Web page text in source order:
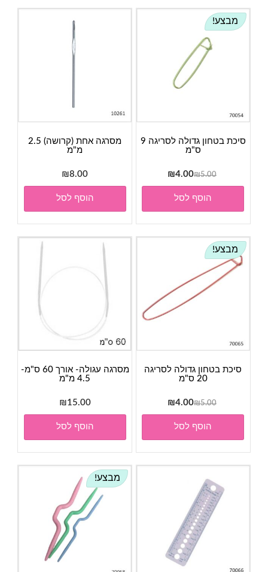
מבצע!
סיכת בטחון גדולה לסריגה 9
ס"מ
₪5.00
המחיר
המקורי
היה:
₪5.00.
₪4.00
הנוכחי
₪4.00.
הוסף לסל
מסרגה אחת (קרושה) 2.5
מ"מ
₪8.00
הוסף לסל
מבצע!
סיכת בטחון גדולה לסריגה
20 ס"מ
₪5.00
המחיר
המקורי
היה:
₪5.00.
₪4.00
הנוכחי
₪4.00.
הוסף לסל
מסרגה עגולה- אורך 60 ס"מ-
4.5 מ"מ
₪15.00
הוסף לסל
מבצע!